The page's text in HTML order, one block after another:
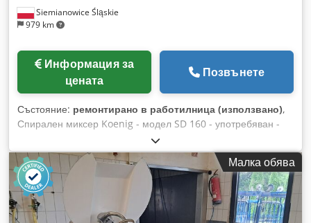
Siemianowice Śląskie
979 km
Информация за
цената
Позвънете
Състояние: ремонтирано в работилница (използвано),
Спирален миксер Koenig - модел SD 160 - употребяван -
капацитет 160 кг тесто Dcodpfx Aloznwr Rexsk - електронно
управление - 1 изваждаща се дежа (нова) - машината е
след ревизия - вземане от склад/възможна доставка - цена
при запитване
Малка обява